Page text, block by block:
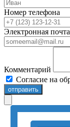
Номер телефона
Электронная почта
Комментарий
Согласие на
отправить